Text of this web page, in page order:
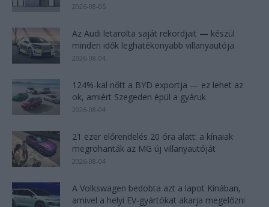
2026-08-05
Az Audi letarolta saját rekordjait — készül
minden idők leghatékonyabb villanyautója
2026-08-04
124%-kal nőtt a BYD exportja — ez lehet az
ok, amiért Szegeden épül a gyáruk
2026-08-04
21 ezer előrendelés 20 óra alatt: a kínaiak
megrohanták az MG új villanyautóját
2026-08-04
A Volkswagen bedobta azt a lapot Kínában,
amivel a helyi EV-gyártókat akarja megelőzni